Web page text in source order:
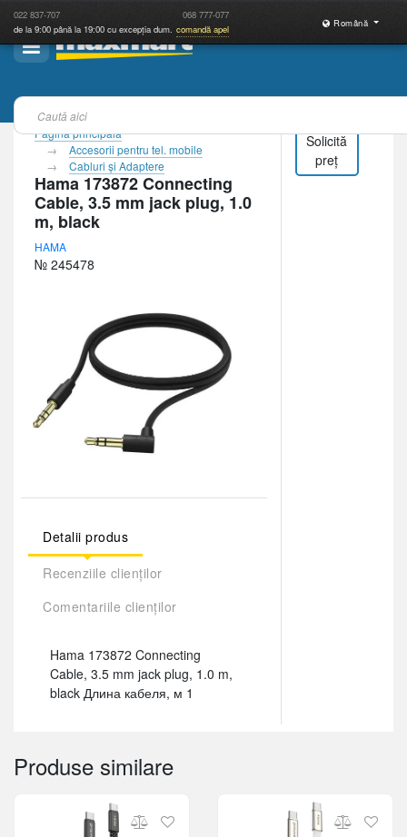
022 837-707 068 777-077
de la 9:00 până la 19:00 cu excepția dum. comandă apel
Română
Pagina principală
Accesorii pentru tel. mobile
Cabluri şi Adaptere
Hama 173872 Connecting
Cable, 3.5 mm jack plug, 1.0
m, black
HAMA
№ 245478
Detalii produs
Recenziile clienților
Comentariile clienților
Hama 173872 Connecting
Cable, 3.5 mm jack plug, 1.0 m,
black Длина кабеля, м 1
Solicită
preț
Produse similare